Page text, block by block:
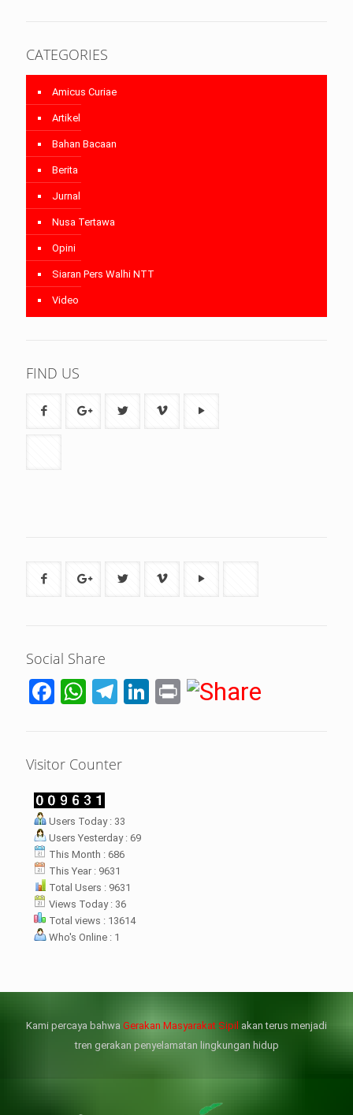
CATEGORIES
Amicus Curiae
Artikel
Bahan Bacaan
Berita
Jurnal
Nusa Tertawa
Opini
Siaran Pers Walhi NTT
Video
FIND US
Social Share
Facebook
WhatsApp
Telegram
LinkedIn
Print
Visitor Counter
Users Today : 33
Users Yesterday : 69
This Month : 686
This Year : 9631
Total Users : 9631
Views Today : 36
Total views : 13614
Who's Online : 1
Desak
masyarakat dua desa
bukan merupakan
pertama ke
ATR/ BPN. Warga
kunjungan kali ini membuat
ATR/BPN
penyelesaian
agraria di desa mereka.
壯陽藥台灣購物
情感來說不管是ED患者自己還
性生活肯定都是非常不滿意的，
而鋼, 因此只要了解避免了以上禁
症，現有的臨床經驗來看，在醫
犀利士壯陽藥線上購買
康、動脈血管健康，使心臟動泵
窄，從而引起器質性勃起功能障
（陽痿）。犀利士 的副作用類
，所以亦會加重犀利士副作用症
Kami percaya bahwa Gerakan Masyarakat Sipil akan terus menjadi
tren gerakan penyelamatan lingkungan hidup